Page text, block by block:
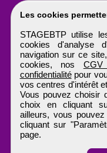
Les cookies
STAGEBTP utilise
cookies d'analyse
navigation sur ce
cookies, nos
confidentialitépour
vos centres d'intérêt
Vous pouvez choisir
choix en cliquant
ailleurs, vous
cliquant sur
page.